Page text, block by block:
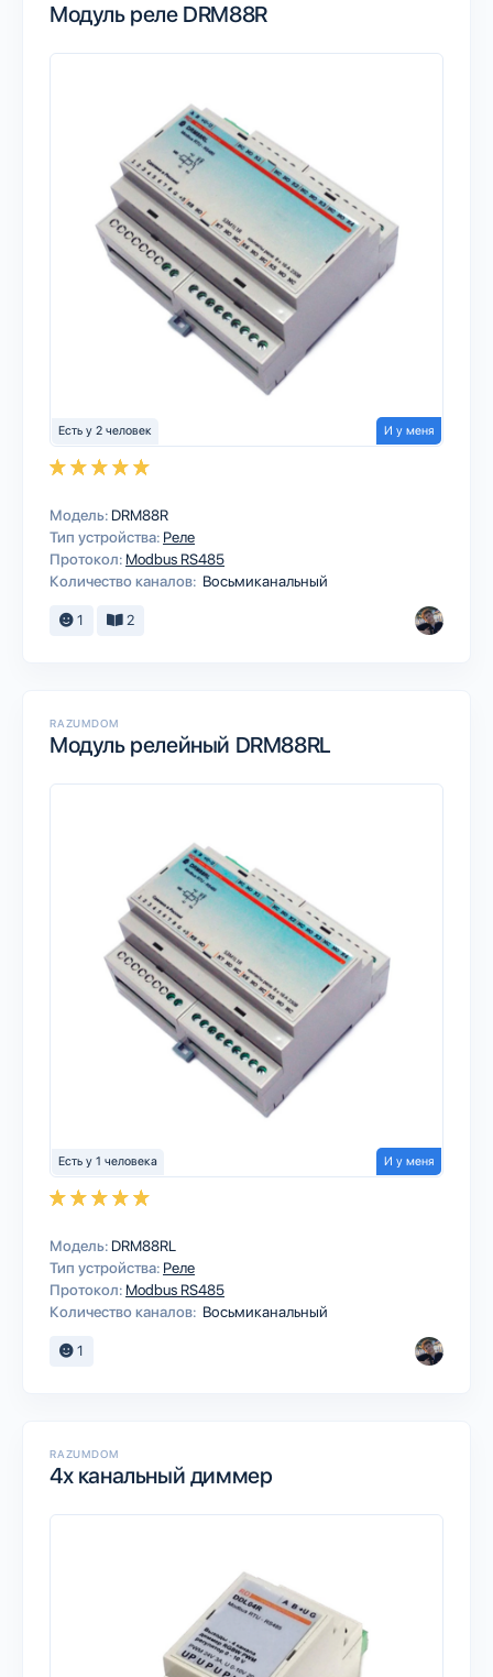
Модуль реле DRM88R
Есть у 2 человек И у меня
Модель: DRM88R
Тип устройства: Реле
Протокол: Modbus RS485
Количество каналов: Восьмиканальный
1 2
RAZUMDOM
Модуль релейный DRM88RL
Есть у 1 человека И у меня
Модель: DRM88RL
Тип устройства: Реле
Протокол: Modbus RS485
Количество каналов: Восьмиканальный
1
RAZUMDOM
4х канальный диммер